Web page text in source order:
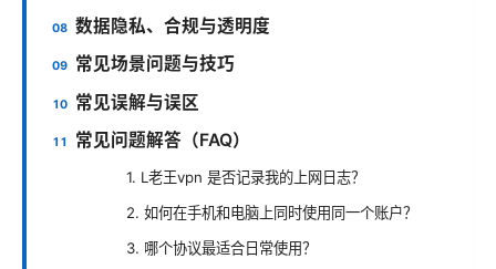
数据隐私、合规与透明度
常见场景问题与技巧
常见误解与误区
常见问题解答（FAQ）
1. L老王vpn 是否记录我的上网日志？
2. 如何在手机和电脑上同时使用同一个账户？
3. 哪个协议最适合日常使用？